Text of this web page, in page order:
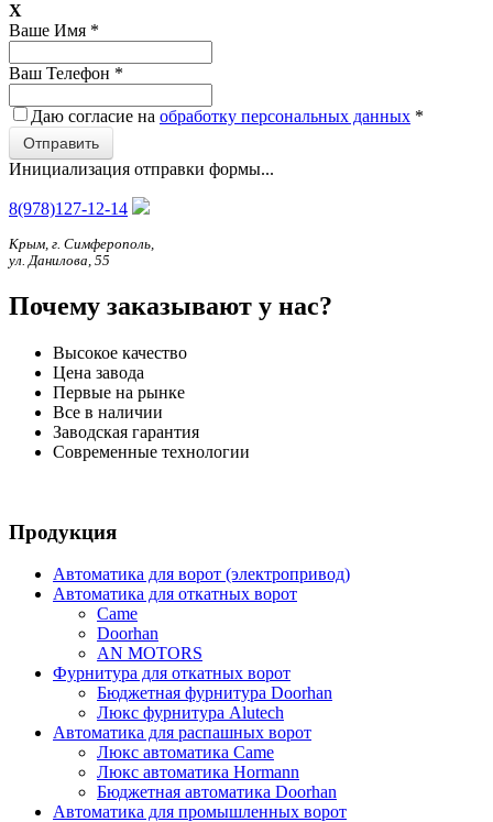
X
Ваше Имя *
Ваш Телефон *
Даю согласие на обработку персональных данных *
Отправить
Инициализация отправки формы...
8(978)127-12-14
Крым, г. Симферополь,
ул. Данилова, 55
Почему заказывают у нас?
Высокое качество
Цена завода
Первые на рынке
Все в наличии
Заводская гарантия
Современные технологии
Продукция
Автоматика для ворот (электропривод)
Автоматика для откатных ворот
Came
Doorhan
AN MOTORS
Фурнитура для откатных ворот
Бюджетная фурнитура Doorhan
Люкс фурнитура Alutech
Автоматика для распашных ворот
Люкс автоматика Came
Люкс автоматика Hormann
Бюджетная автоматика Doorhan
Автоматика для промышленных ворот